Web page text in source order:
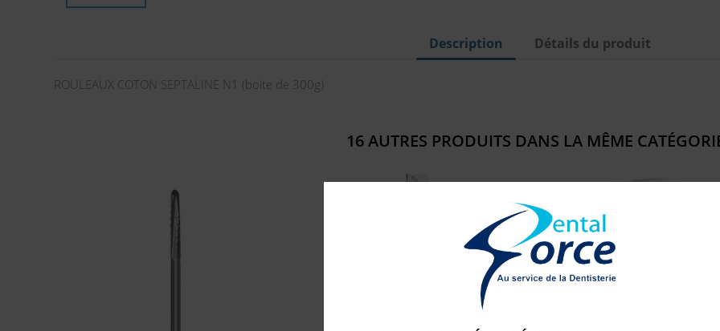
Description Détails du produit
ROULEAUX COTON SEPTALINE N1 (boite de 300g)
16 AUTRES PRODUITS DANS LA MÊME